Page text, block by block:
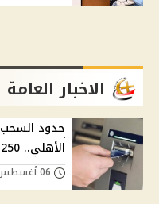
الاخبار العامة
الأهلي.. 250 ألفًا بالفروع و30 ألفًا يوميًا